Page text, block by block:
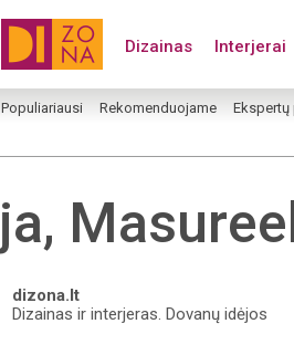
Dizainas Interjerai
Populiariausi Rekomenduojame Ekspertų
Masureel
dizona.lt
Dizainas ir interjeras. Dovanų idėjos